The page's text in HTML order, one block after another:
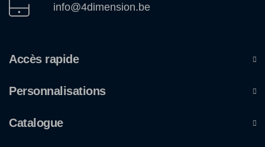
info@4dimension.be
Accès rapide
Personnalisations
Catalogue